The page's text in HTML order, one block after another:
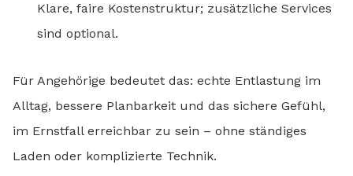
Klare, faire Kostenstruktur; zusätzliche Services
sind optional.
Für Angehörige bedeutet das: echte Entlastung im
Alltag, bessere Planbarkeit und das sichere Gefühl,
im Ernstfall erreichbar zu sein – ohne ständiges
Laden oder komplizierte Technik.